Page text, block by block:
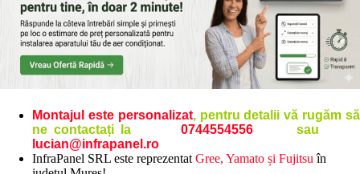
Montajul este personalizat, pentru detalii vă rugăm să
ne contactați la 0744554556sau
lucian@infrapanel.ro
InfraPanel SRL este reprezentat Gree, Yamato și Fujitsu în